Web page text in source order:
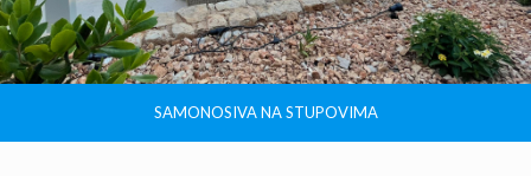
SAMONOSIVA NA STUPOVIMA